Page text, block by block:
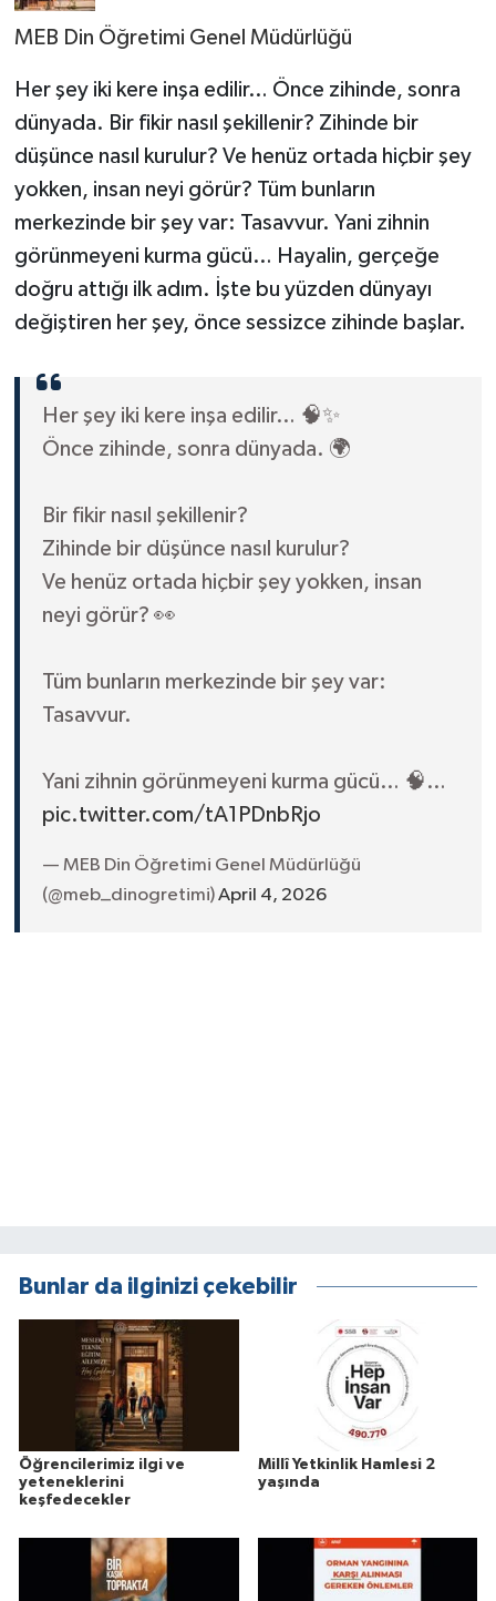
MEB Din Öğretimi Genel Müdürlüğü
Her şey iki kere inşa edilir… Önce zihinde, sonra
dünyada. Bir fikir nasıl şekillenir? Zihinde bir
düşünce nasıl kurulur? Ve henüz ortada hiçbir şey
yokken, insan neyi görür? Tüm bunların
merkezinde bir şey var: Tasavvur. Yani zihnin
görünmeyeni kurma gücü… Hayalin, gerçeğe
doğru attığı ilk adım. İşte bu yüzden dünyayı
değiştiren her şey, önce sessizce zihinde başlar.
Her şey iki kere inşa edilir… 🧠✨
Önce zihinde, sonra dünyada. 🌍
Bir fikir nasıl şekillenir?
Zihinde bir düşünce nasıl kurulur?
Ve henüz ortada hiçbir şey yokken, insan
neyi görür? 👀
Tüm bunların merkezinde bir şey var:
Tasavvur.
Yani zihnin görünmeyeni kurma gücü… 🧠…
pic.twitter.com/tA1PDnbRjo
— MEB Din Öğretimi Genel Müdürlüğü
(@meb_dinogretimi)April 4, 2026
Bunlar da ilginizi çekebilir
Öğrencilerimiz ilgi ve
yeteneklerini
keşfedecekler
Millî Yetkinlik Hamlesi 2
yaşında